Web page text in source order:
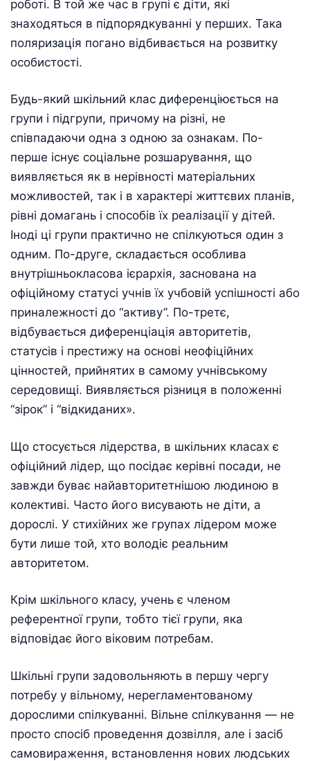
роботі. В той же час в групі є діти, які
знаходяться в підпорядкуванні у перших. Така
поляризація погано відбивається на розвитку
особистості.
Будь-який шкільний клас диференціюється на
групи і підгрупи, причому на різні, не
співпадаючи одна з одною за ознакам. По-
перше існує соціальне розшарування, що
виявляється як в нерівності матеріальних
можливостей, так і в характері життєвих планів,
рівні домагань і способів їх реалізації у дітей.
Іноді ці групи практично не спілкуються один з
одним. По-друге, складається особлива
внутрішньокласова ієрархія, заснована на
офіційному статусі учнів їх учбовій успішності або
приналежності до “активу”. По-третє,
відбувається диференціація авторитетів,
статусів і престижу на основі неофіційних
цінностей, прийнятих в самому учнівському
середовищі. Виявляється різниця в положенні
“зірок” і “відкиданих».
Що стосується лідерства, в шкільних класах є
офіційний лідер, що посідає керівні посади, не
завжди буває найавторитетнішою людиною в
колективі. Часто його висувають не діти, а
дорослі. У стихійних же групах лідером може
бути лише той, хто володіє реальним
авторитетом.
Крім шкільного класу, учень є членом
референтної групи, тобто тієї групи, яка
відповідає його віковим потребам.
Шкільні групи задовольняють в першу чергу
потребу у вільному, нерегламентованому
дорослими спілкуванні. Вільне спілкування — не
просто спосіб проведення дозвілля, але і засіб
самовираження, встановлення нових людських